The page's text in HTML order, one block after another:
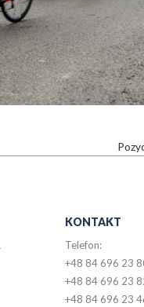
KONTAKT
Telefon:
+48 84 696 23
+48 84 696 23
+48 84 696 23